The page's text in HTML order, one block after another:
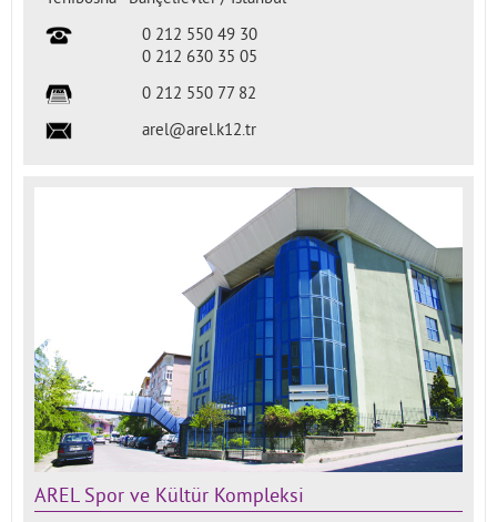
0 212 550 49 30
0 212 630 35 05
0 212 550 77 82
arel@arel.k12.tr
AREL Spor ve Kültür Kompleksi